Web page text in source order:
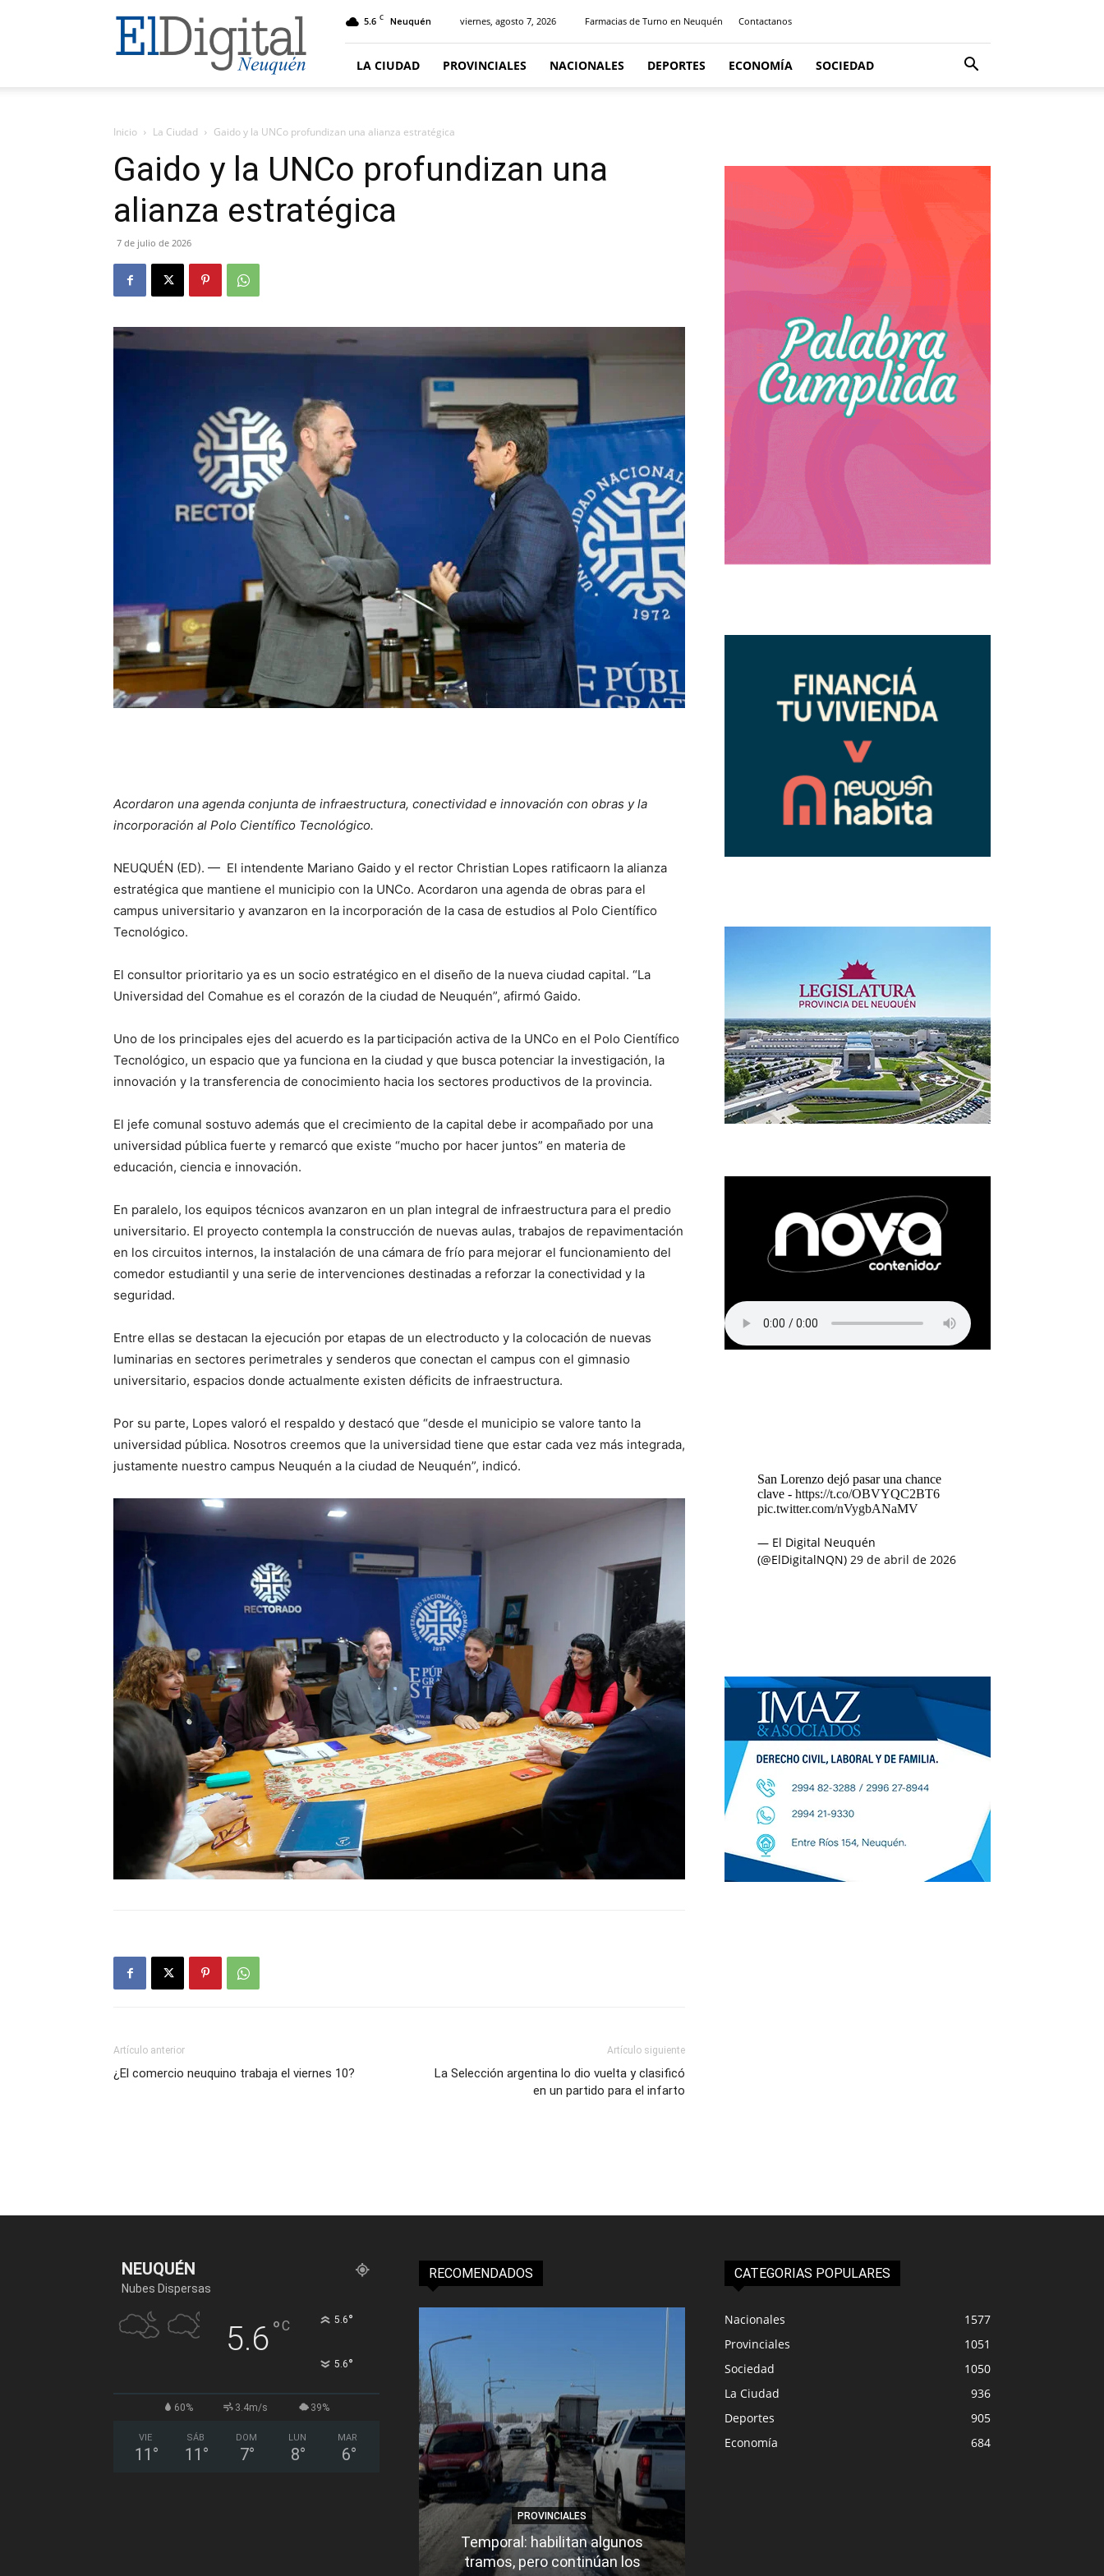
El
Digital
Neuquen
5.6 C Neuquén viernes, agosto 7, 2026 Farmacias de Turno en Neuquén Contactanos
LA CIUDAD PROVINCIALES NACIONALES DEPORTES ECONOMÍA SOCIEDAD
Inicio La Ciudad Gaido y la UNCo profundizan una alianza estratégica
Gaido y la UNCo profundizan una
alianza estratégica
7 de julio de 2026
Acordaron una agenda conjunta de infraestructura, conectividad e innovación con obras y la
incorporación al Polo Científico Tecnológico.
NEUQUÉN (ED). — El intendente Mariano Gaido y el rector Christian Lopes ratificaorn la alianza
estratégica que mantiene el municipio con la UNCo. Acordaron una agenda de obras para el
campus universitario y avanzaron en la incorporación de la casa de estudios al Polo Científico
Tecnológico.
El consultor prioritario ya es un socio estratégico en el diseño de la nueva ciudad capital. “La
Universidad del Comahue es el corazón de la ciudad de Neuquén”, afirmó Gaido.
Uno de los principales ejes del acuerdo es la participación activa de la UNCo en el Polo Científico
Tecnológico, un espacio que ya funciona en la ciudad y que busca potenciar la investigación, la
innovación y la transferencia de conocimiento hacia los sectores productivos de la provincia.
El jefe comunal sostuvo además que el crecimiento de la capital debe ir acompañado por una
universidad pública fuerte y remarcó que existe “mucho por hacer juntos” en materia de
educación, ciencia e innovación.
En paralelo, los equipos técnicos avanzaron en un plan integral de infraestructura para el predio
universitario. El proyecto contempla la construcción de nuevas aulas, trabajos de repavimentación
en los circuitos internos, la instalación de una cámara de frío para mejorar el funcionamiento del
comedor estudiantil y una serie de intervenciones destinadas a reforzar la conectividad y la
seguridad.
Entre ellas se destacan la ejecución por etapas de un electroducto y la colocación de nuevas
luminarias en sectores perimetrales y senderos que conectan el campus con el gimnasio
universitario, espacios donde actualmente existen déficits de infraestructura.
Por su parte, Lopes valoró el respaldo y destacó que “desde el municipio se valore tanto la
universidad pública. Nosotros creemos que la universidad tiene que estar cada vez más integrada,
justamente nuestro campus Neuquén a la ciudad de Neuquén”, indicó.
Artículo anterior
¿El comercio neuquino trabaja el viernes 10?
Artículo siguiente
La Selección argentina lo dio vuelta y clasificó
en un partido para el infarto
San Lorenzo dejó pasar una chance
clave - https://t.co/OBVYQC2BT6
pic.twitter.com/nVygbANaMV
— El Digital Neuquén
(@ElDigitalNQN) 29 de abril de 2026
NEUQUÉN
Nubes Dispersas
5.6°C 5.6°
5.6°
60% 3.4m/s 39%
VIE
11 °
SÁB
11 °
DOM
7°
LUN
8°
MAR
6°
RECOMENDADOS
PROVINCIALES
Temporal: habilitan algunos
tramos, pero continúan los
CATEGORIAS POPULARES
Nacionales
1577
Provinciales
1051
Sociedad
1050
La Ciudad
936
Deportes
905
Economía
684